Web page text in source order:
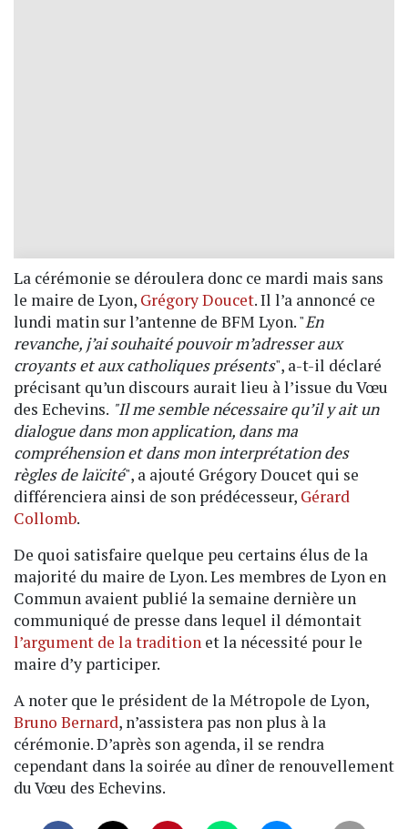
La cérémonie se déroulera donc ce mardi mais sans
le maire de Lyon, Grégory Doucet. Il l’a annoncé ce
lundi matin sur l’antenne de BFM Lyon. "En
revanche, j’ai souhaité pouvoir m’adresser aux
croyants et aux catholiques présents", a-t-il déclaré
précisant qu’un discours aurait lieu à l’issue du Vœu
des Echevins. "Il me semble nécessaire qu’il y ait un
dialogue dans mon application, dans ma
compréhension et dans mon interprétation des
règles de laïcité", a ajouté Grégory Doucet qui se
différenciera ainsi de son prédécesseur, Gérard
Collomb.
De quoi satisfaire quelque peu certains élus de la
majorité du maire de Lyon. Les membres de Lyon en
Commun avaient publié la semaine dernière un
communiqué de presse dans lequel il démontait
l’argument de la tradition et la nécessité pour le
maire d’y participer.
A noter que le président de la Métropole de Lyon,
Bruno Bernard, n’assistera pas non plus à la
cérémonie. D’après son agenda, il se rendra
cependant dans la soirée au dîner de renouvellement
du Vœu des Echevins.